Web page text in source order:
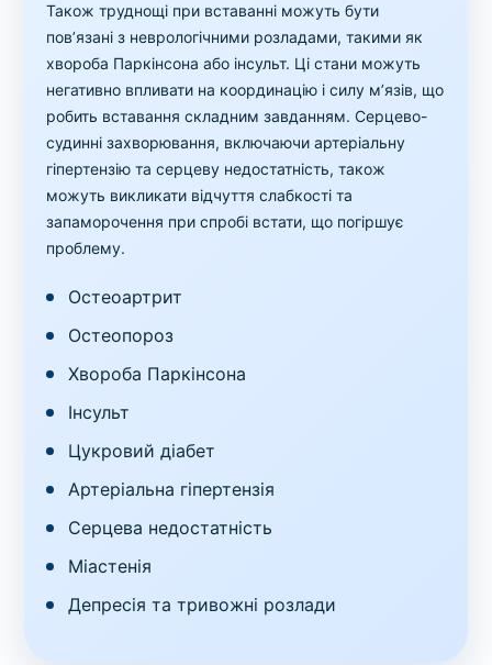
Також труднощі при вставанні можуть бути
пов’язані з неврологічними розладами, такими як
хвороба Паркінсона або інсульт. Ці стани можуть
негативно впливати на координацію і силу м’язів, що
робить вставання складним завданням. Серцево-
судинні захворювання, включаючи артеріальну
гіпертензію та серцеву недостатність, також
можуть викликати відчуття слабкості та
запаморочення при спробі встати, що погіршує
проблему.
Остеоартрит
Остеопороз
Хвороба Паркінсона
Інсульт
Цукровий діабет
Артеріальна гіпертензія
Серцева недостатність
Міастенія
Депресія та тривожні розлади